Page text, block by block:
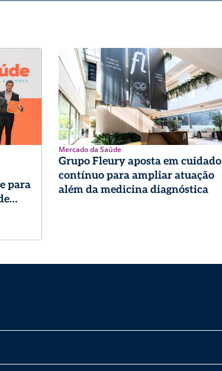
para
Mercado da Saúde
Grupo Fleury aposta em cuidado
contínuo para ampliar atuação
além da medicina diagnóstica